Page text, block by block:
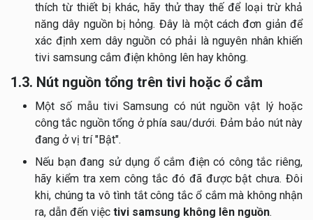
thích từ thiết bị khác, hãy thử thay thế để loại trừ khả
năng dây nguồn bị hỏng. Đây là một cách đơn giản để
xác định xem dây nguồn có phải là nguyên nhân khiến
tivi samsung cắm điện không lên hay không.
1.3. Nút nguồn tổng trên tivi hoặc ổ cắm
Một số mẫu tivi Samsung có nút nguồn vật lý hoặc
công tắc nguồn tổng ở phía sau/dưới. Đảm bảo nút này
đang ở vị trí "Bật".
Nếu bạn đang sử dụng ổ cắm điện có công tắc riêng,
hãy kiểm tra xem công tắc đó đã được bật chưa. Đôi
khi, chúng ta vô tình tắt công tắc ổ cắm mà không nhận
ra, dẫn đến việc tivi samsung không lên nguồn.